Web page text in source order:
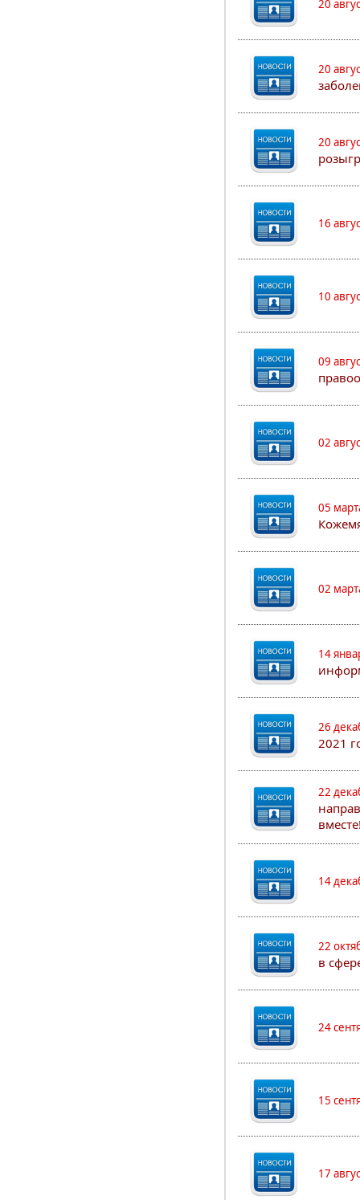
20
20
20
16
10
09
02
05
02
14
26
2021
22
14
22
в
24
15
17